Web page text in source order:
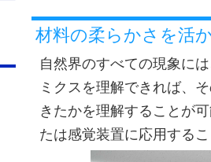
材料の柔らかさを活
自然界のすべての現象に
ミクスを理解できれば、
きたかを理解することが
たは感覚装置に応用する